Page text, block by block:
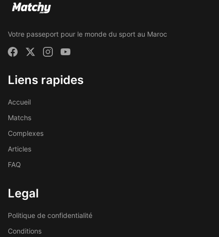
Votre passeport pour le monde du sport au Maroc
Liens rapides
Accueil
Matchs
Complexes
Articles
FAQ
Legal
Politique de confidentialité
Conditions